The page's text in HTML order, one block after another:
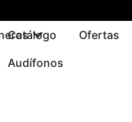
Catálogo Ofertas
Audífonos